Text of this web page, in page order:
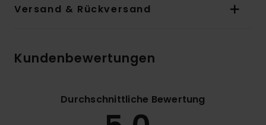
Versand & Rückversand
Kundenbewertungen
Durchschnittliche Bewertung